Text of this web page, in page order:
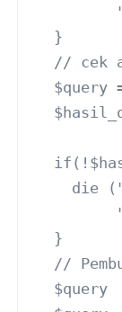
  }
// cek
$query
die
  }
//
$query